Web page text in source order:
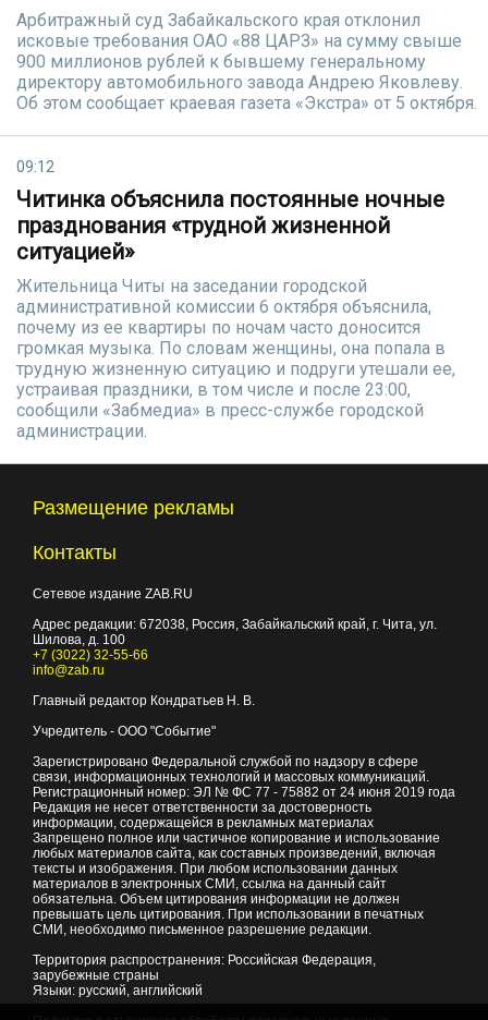
Арбитражный суд Забайкальского края отклонил
исковые требования ОАО «88 ЦАРЗ» на сумму свыше
900 миллионов рублей к бывшему генеральному
директору автомобильного завода Андрею Яковлеву.
Об этом сообщает краевая газета «Экстра» от 5 октября.
09:12
Читинка объяснила постоянные ночные
празднования «трудной жизненной
ситуацией»
Жительница Читы на заседании городской
административной комиссии 6 октября объяснила,
почему из ее квартиры по ночам часто доносится
громкая музыка. По словам женщины, она попала в
трудную жизненную ситуацию и подруги утешали ее,
устраивая праздники, в том числе и после 23:00,
сообщили «Забмедиа» в пресс-службе городской
администрации.
Размещение рекламы
Контакты
Сетевое издание ZAB.RU
Адрес редакции: 672038, Россия, Забайкальский край, г. Чита, ул.
Шилова, д. 100
+7 (3022) 32-55-66
info@zab.ru
Главный редактор Кондратьев Н. В.
Учредитель - ООО "Событие"
Зарегистрировано Федеральной службой по надзору в сфере
связи, информационных технологий и массовых коммуникаций.
Регистрационный номер: ЭЛ № ФС 77 - 75882 от 24 июня 2019 года
Редакция не несет ответственности за достоверность
информации, содержащейся в рекламных материалах
Запрещено полное или частичное копирование и использование
любых материалов сайта, как составных произведений, включая
тексты и изображения. При любом использовании данных
материалов в электронных СМИ, ссылка на данный сайт
обязательна. Объем цитирования информации не должен
превышать цель цитирования. При использовании в печатных
СМИ, необходимо письменное разрешение редакции.
Территория распространения: Российская Федерация,
зарубежные страны
Языки: русский, английский